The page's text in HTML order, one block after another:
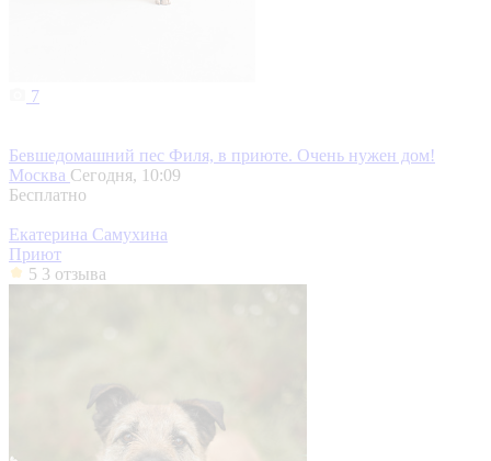
7
Бевшедомашний пес Филя, в приюте. Очень нужен дом!
Москва Сегодня, 10:09
Бесплатно
Екатерина Самухина
Приют
5 3 отзыва